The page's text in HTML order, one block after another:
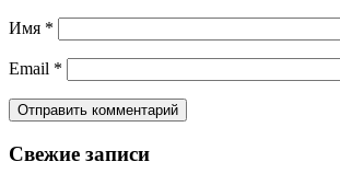
Имя *
Email *
Свежие записи